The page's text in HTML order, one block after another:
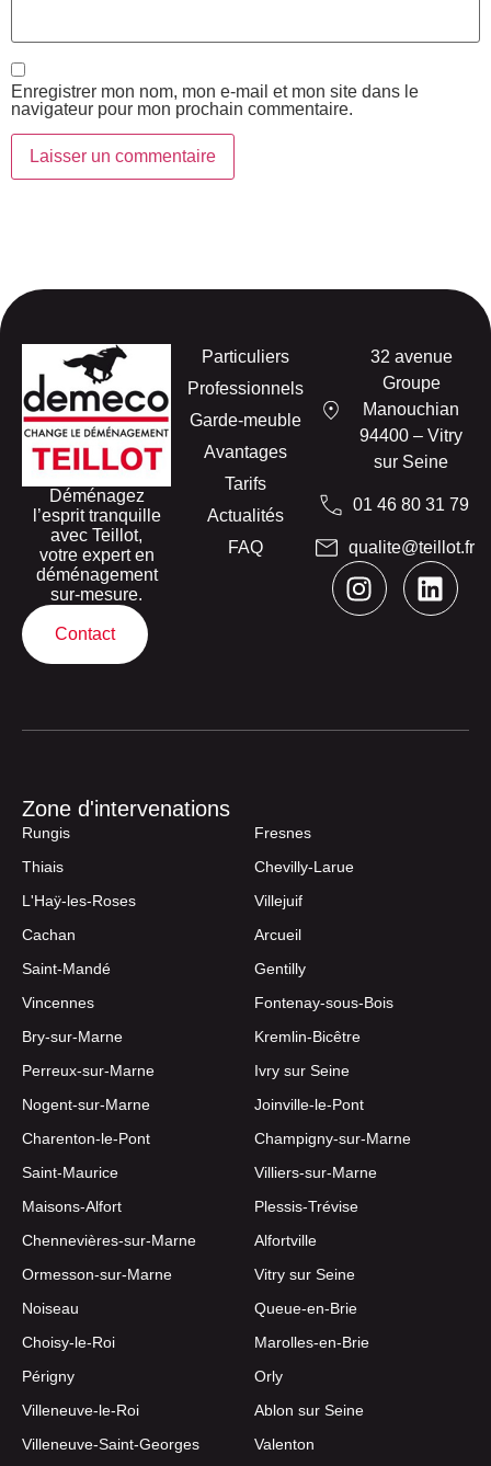
Enregistrer mon nom, mon e-mail et mon site dans le
navigateur pour mon prochain commentaire.
Déménagez
l’esprit tranquille
avec Teillot,
votre expert en
déménagement
sur-mesure.
Contact
32 avenue
Groupe
Manouchian
94400 – Vitry
sur Seine
01 46 80 31 79
qualite@teillot.fr
Particuliers
Professionnels
Garde-meuble
Avantages
Tarifs
Actualités
FAQ
Zone d'intervenations
Rungis
Fresnes
Thiais
Chevilly-Larue
L'Haÿ-les-Roses
Villejuif
Cachan
Arcueil
Saint-Mandé
Gentilly
Vincennes
Fontenay-sous-Bois
Bry-sur-Marne
Kremlin-Bicêtre
Perreux-sur-Marne
Ivry sur Seine
Nogent-sur-Marne
Joinville-le-Pont
Charenton-le-Pont
Champigny-sur-Marne
Saint-Maurice
Villiers-sur-Marne
Maisons-Alfort
Plessis-Trévise
Chennevières-sur-Marne
Alfortville
Ormesson-sur-Marne
Vitry sur Seine
Noiseau
Queue-en-Brie
Choisy-le-Roi
Marolles-en-Brie
Périgny
Orly
Villeneuve-le-Roi
Ablon sur Seine
Villeneuve-Saint-Georges
Valenton